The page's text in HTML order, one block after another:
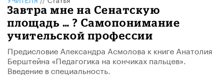
Завтра мне на Сенатскую
площадь … ? Самопонимание
учительской профессии
Предисловие Александра Асмолова к книге Анатолия
Берштейна «Педагогика на кончиках пальцев».
Введение в специальность.